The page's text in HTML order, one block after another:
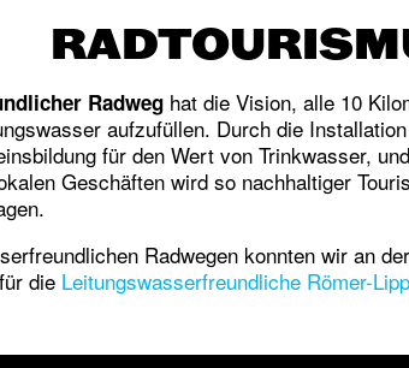
Radweg hat die Vision, alle 10
aufzufüllen. Durch die
für den Wert von Trinkwasser,
Geschäften wird so nachhaltiger
Radwegen konnten wir an der
die Leitungswasserfreundliche Römer-